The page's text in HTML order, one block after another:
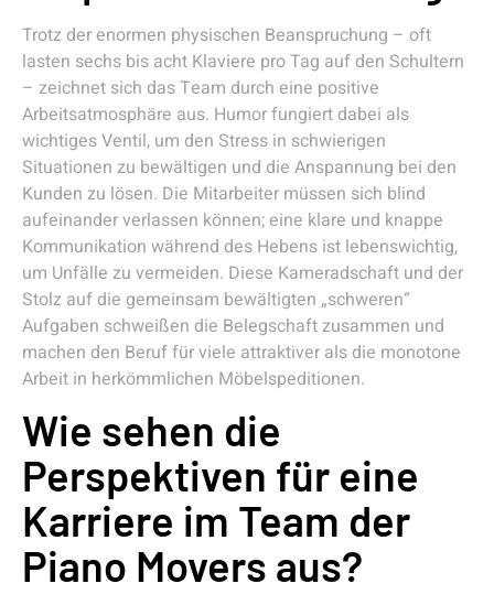
Trotz der enormen physischen Beanspruchung – oft
lasten sechs bis acht Klaviere pro Tag auf den Schultern
– zeichnet sich das Team durch eine positive
Arbeitsatmosphäre aus. Humor fungiert dabei als
wichtiges Ventil, um den Stress in schwierigen
Situationen zu bewältigen und die Anspannung bei den
Kunden zu lösen. Die Mitarbeiter müssen sich blind
aufeinander verlassen können; eine klare und knappe
Kommunikation während des Hebens ist lebenswichtig,
um Unfälle zu vermeiden. Diese Kameradschaft und der
Stolz auf die gemeinsam bewältigten „schweren“
Aufgaben schweißen die Belegschaft zusammen und
machen den Beruf für viele attraktiver als die monotone
Arbeit in herkömmlichen Möbelspeditionen.
Wie sehen die
Perspektiven für eine
Karriere im Team der
Piano Movers aus?